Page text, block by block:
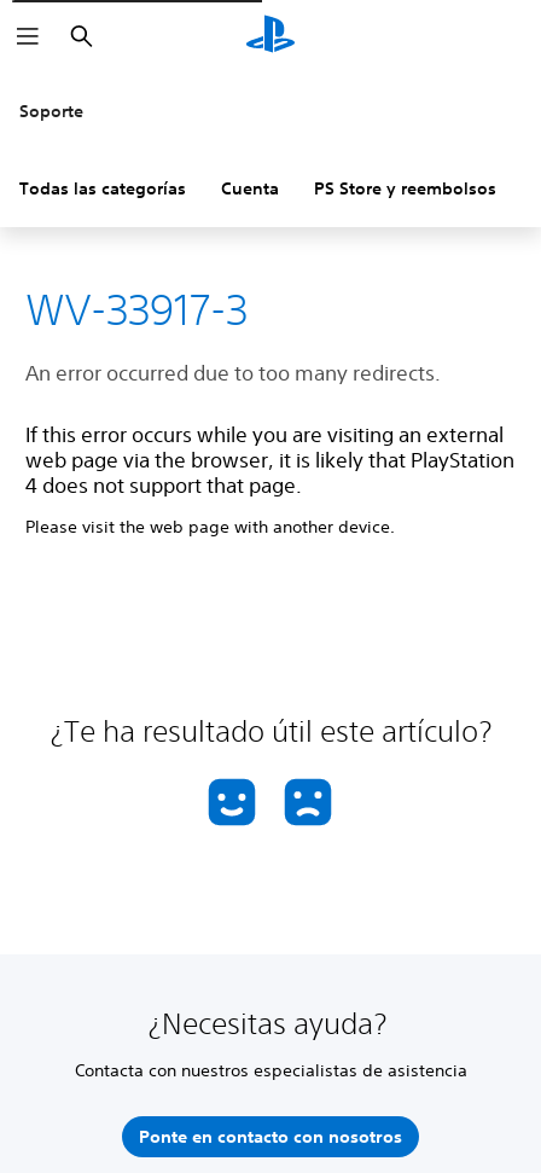
Buscar
Soporte
Todas las categorías Cuenta PS Store y reembolsos
WV-33917-3
An error occurred due to too many redirects.
If this error occurs while you are visiting an external
web page via the browser, it is likely that PlayStation
4 does not support that page.
Please visit the web page with another device.
¿Te ha resultado útil este artículo?
¿Necesitas ayuda?
Contacta con nuestros especialistas de asistencia
Ponte en contacto con nosotros